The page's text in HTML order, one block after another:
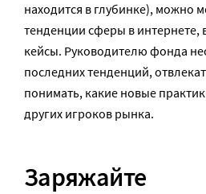
находится в глубинке), можно
тенденции сферы в интернете,
кейсы. Руководителю фонда
последних тенденций,
понимать, какие новые
других игроков рынка.
Заряжайте